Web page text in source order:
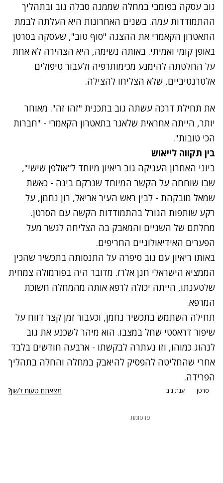
גוב עסקה בפומבי במחלה שממנה סבלה גוב ובתהליך
ההתמודדות עמה. בשנים האחרונות היא העלתה לבמת
התאטרון הקאמרי את ההצגה "סוף טוב", שעסקה בסרטן
באופן קומי ואמיתי. באותה נשימה, היא הצהירה לא אחת
על החלטתה להימנע מכימותרפיה ולעבור טיפולים
אלטרנטיביים, שלא הצליחו להצילה.
את תחילת דרכה עשתה גוב בתכנית "זהו זה". מאוחר
יותר, הייתה אחראית שלאגר בתאטרון הקאמרי - "חברות
הכי טובות".
בין תקווה לייאוש
נסה שוב
ביוני האחרון העניקה גוב ריאיון מיוחד ל"אולפן שישי",
שבו שוחחה על הקשר המיוחד שנרקם בינה - כאשת
שמאל מובקהת - לבין ראש העיר אריאל, רון נחמן, על
רקע שותפות הגורל בהתמודדות הקשה עם הסרטן.
מחלתם של השניים והמאבק בה הצליחה לגשר מעל
הפערים האידיאולוגיים החריפים.
באותו ריאיון עם גוב סיפרה על התנסותה בתכשיר שהכין
הממציא הישראלי חנן אלרז. מדובר היה בפורמולה צמחית
שלטענתו, הייתה יכולה לרפא אותה מהמחלה חשוכת
המרפא.
תחילה השתמש בתכשיר נחמן, וכעבור זמן קצר דווח על
שיפור דראסטי שחל במצבו. הוא מיהר לשכנע את גוב
לנהוג כמוהו, וזו נעתרה לבקשתו - ארבעה חודשים בלבד
אחרי שהחליטה להפסיק להיאבק במחלה והחלה בתהליך
הפרידה.
סרטן ענת גוב מצאתם טעות לשון?
פרסומת